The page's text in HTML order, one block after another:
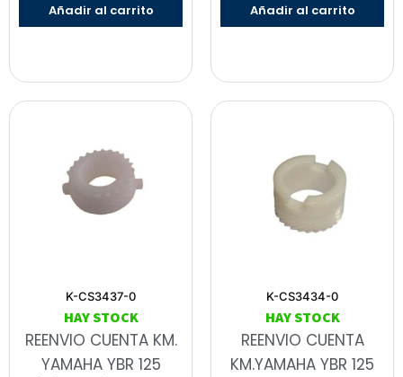
Añadir al carrito Añadir al carrito
K-CS3437-0
HAY STOCK
REENVIO CUENTA KM.
YAMAHA YBR 125
K-CS3434-0
HAY STOCK
REENVIO CUENTA
KM.YAMAHA YBR 125